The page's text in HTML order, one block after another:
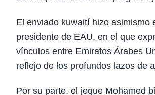
El enviado kuwaití hizo asimismo
presidente de EAU, en el que
vínculos entre Emiratos Árabes
reflejo de los profundos lazos de
Por su parte, el jeque Mohamed